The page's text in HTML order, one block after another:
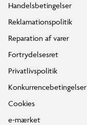
Handelsbetingelser
Reklamationspolitik
Reparation af varer
Fortrydelsesret
Privatlivspolitik
Konkurrencebetingelser
Cookies
e-mærket